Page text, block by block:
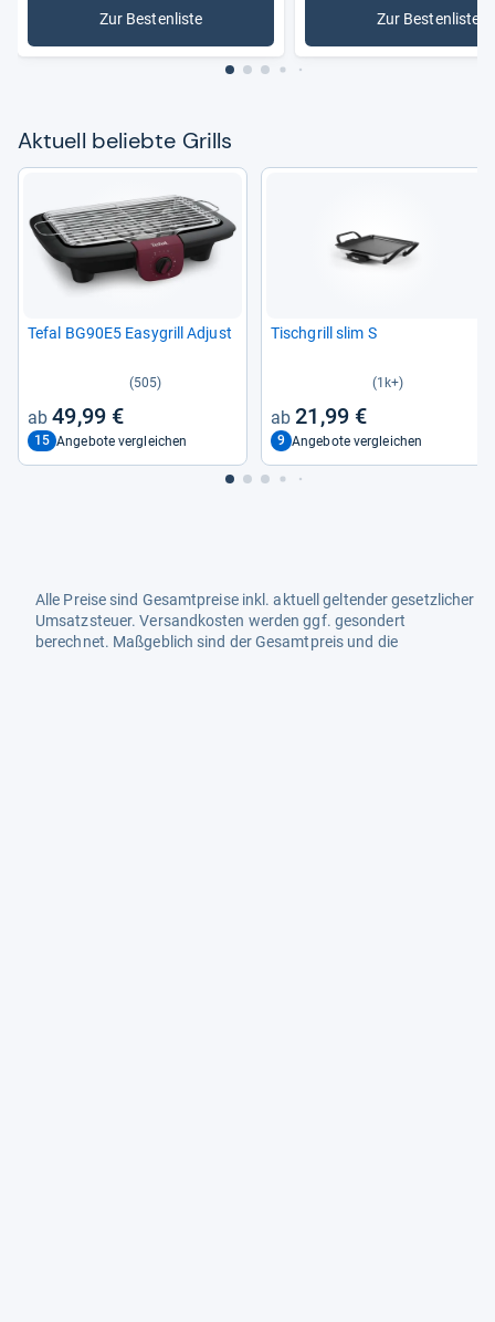
Zur Bestenliste
: Grills Zur Bestenliste
: Gasgrills
Aktu­ell beliebte Grills
Tefal BG90E5 Easy­grill Adjust
(505)
49,99 €
15 Angebote vergleichen
Tisch­grill slim S
(1k+)
21,99 €
9 Angebote vergleichen
Alle Preise sind Gesamtpreise inkl. aktuell geltender gesetzlicher
Umsatzsteuer. Versandkosten werden ggf. gesondert
berechnet. Maßgeblich sind der Gesamtpreis und die